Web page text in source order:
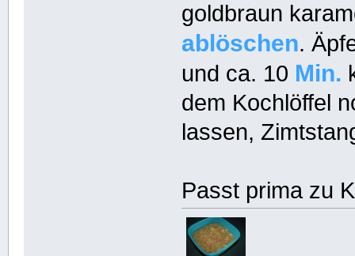
goldbraun
ablöschen.
und ca. 10 Min.
dem Kochlöffel
lassen,
Passt prima zu